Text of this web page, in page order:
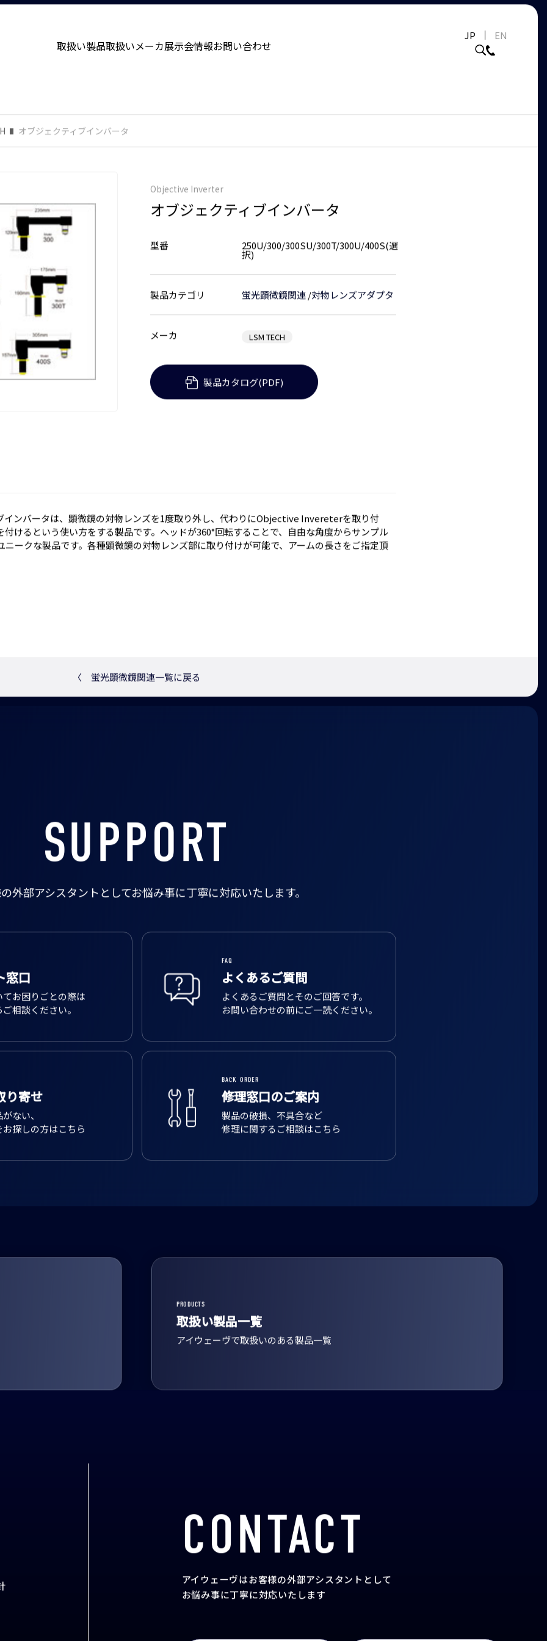
取扱い製品取扱いメーカ展示会情報お問い合わせ
JP EN
オブジェクティブインバータ
Objective Inverter
オブジェクティブインバータ
型番 250U/300/300SU/300T/300U/400S(選
択)
製品カテゴリ 蛍光顕微鏡関連/対物レンズアダプタ
メーカ LSM TECH
製品カタログ(PDF)
インバータは、顕微鏡の対物レンズを1度取り外し、代わりにObjective Invereterを取り付
けるという使い方をする製品です。ヘッドが360°回転することで、自由な角度からサンプル
ークな製品です。各種顕微鏡の対物レンズ部に取り付けが可能で、アームの長さをご指定頂
〈 蛍光顕微鏡関連一覧に戻る
SUPPORT
外部アシスタントとしてお悩み事に丁寧に対応いたします。
窓口
お困りごとの際は
相談ください。
FAQ
よくあるご質問
よくあるご質問とそのご回答です。
お問い合わせの前にご一読ください。
り寄せ
ない、
探しの方はこちら
BACK ORDER
修理窓口のご案内
製品の破損、不具合など
修理に関するご相談はこちら
PRODUCTS
取扱い製品一覧
アイウェーヴで取扱いのある製品一覧
CONTACT
アイウェーヴはお客様の外部アシスタント として
お悩み事に丁寧に対応いたします